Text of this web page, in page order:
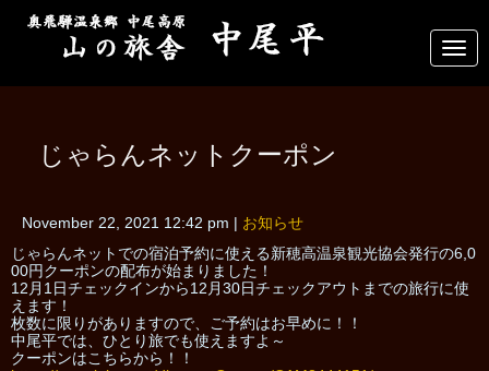
N
a
v
じゃらんネットクーポン
November 22, 2021 12:42 pm
お知らせ
じゃらんネットでの宿泊予約に使える新穂高温泉観光協会発行の6,0
00円クーポンの配布が始まりました！
12月1日チェックインから12月30日チェックアウトまでの旅行に使
えます！
枚数に限りがありますので、ご予約はお早めに！！
中尾平では、ひとり旅でも使えますよ～
クーポンはこちらから！！